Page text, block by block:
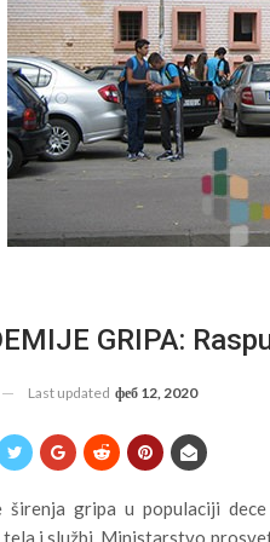
GRIPA:
Last updated феб 12, 2020
širenja gripa u populaciji
i službi, Ministarstvo